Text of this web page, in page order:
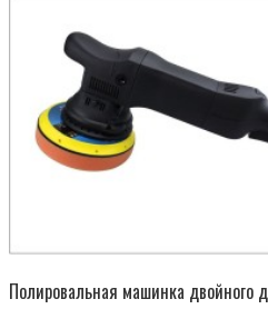
Поли­ро­валь­ная машин­ка двой­но­го